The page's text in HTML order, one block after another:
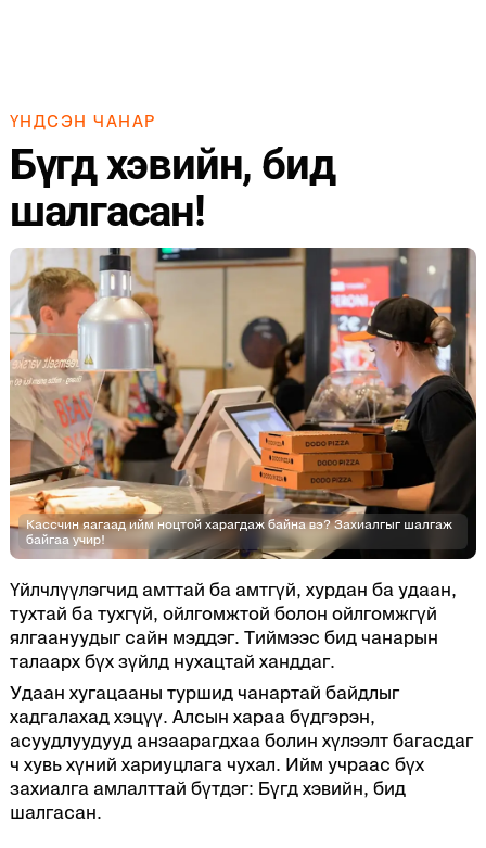
ҮНДСЭН ЧАНАР
Бүгд хэвийн, бид
шалгасан!
Кассчин яагаад ийм ноцтой харагдаж байна вэ? Захиалгыг шалгаж
байгаа учир!
Үйлчлүүлэгчид амттай ба амтгүй, хурдан ба удаан,
тухтай ба тухгүй, ойлгомжтой болон ойлгомжгүй
ялгаануудыг сайн мэддэг. Тиймээс бид чанарын
талаарх бүх зүйлд нухацтай ханддаг.
Удаан хугацааны туршид чанартай байдлыг
хадгалахад хэцүү. Алсын хараа бүдгэрэн,
асуудлуудууд анзаарагдхаа болин хүлээлт багасдаг
ч хувь хүний хариуцлага чухал. Ийм учраас бүх
захиалга амлалттай бүтдэг: Бүгд хэвийн, бид
шалгасан.